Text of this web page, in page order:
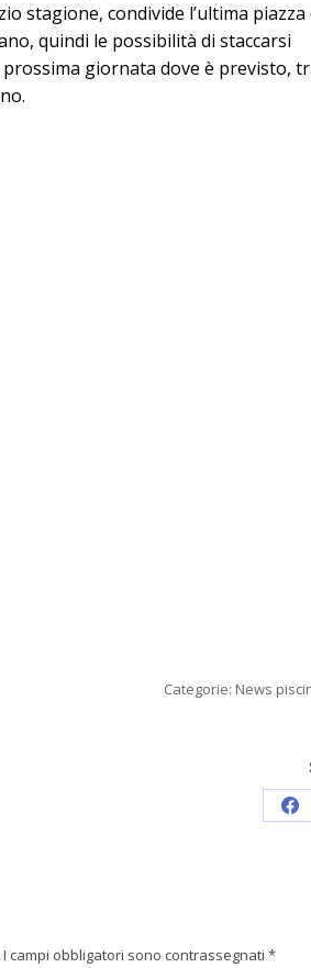
stagione, condivide l’ultima piazza
quindi le possibilità di staccarsi
giornata dove è previsto,
Categorie: News
campi obbligatori sono contrassegnati *